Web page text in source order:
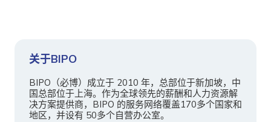
关于BIPO
BIPO（必博）成立于 2010 年，总部位于新加坡，中
国总部位于上海。作为全球领先的薪酬和人力资源解
决方案提供商，BIPO 的服务网络覆盖170多个国家和
地区，并设有 50多个自营办公室。